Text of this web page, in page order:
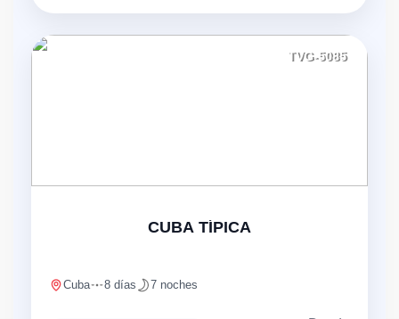
TVG-5085
CUBA TÍPICA
Cuba 8 días 7 noches